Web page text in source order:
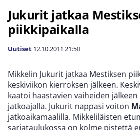
Jukurit jatkaa
piikkipaikalla
Uutiset 12.10.2011 21:50
Mikkelin Jukurit jatkaa Mestiksen
keskiviikon kierroksen jälkeen.
kaatoi haastavien vaiheiden jälkeen
jatkoajalla. Jukurit nappasi voiton
jatkoaikamaalilla. Mikkeliläisten
sarjataulukossa on kolme pistettä